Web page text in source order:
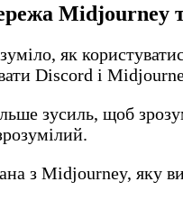
Midjourney
як
Discord і
зусиль, щоб
з Midjourney,